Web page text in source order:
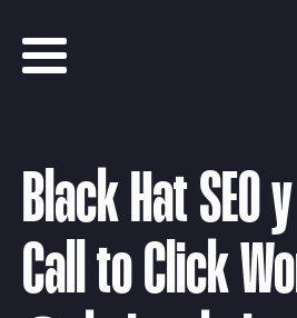
Black Hat SEO
Call to Click